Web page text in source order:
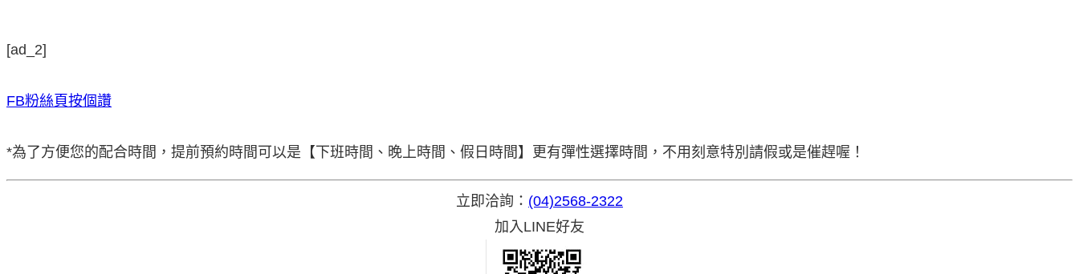
[ad_2]
FB粉絲頁按個讚
*為了方便您的配合時間，提前預約時間可以是【下班時間、晚上時間、假日時間】更有彈性選擇時間，不用刻意特別請假或是催趕喔！
立即洽詢： (04)2568-2322
加入LINE好友